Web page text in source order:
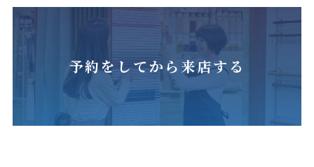
予約をしてから来店する